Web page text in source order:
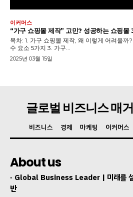
이커머스
“가구 쇼핑몰 제작” 고민? 성공하는 쇼핑몰
목차: 1. 가구 쇼핑몰 제작, 왜 이렇게 어려울까
수 요소 5가지 3. 가구...
2025년 03월 15일
글로벌 비즈니스 매
비즈니스 경제 마케팅 이커머스
About us
· Global Business Leader | 미래를 설
반